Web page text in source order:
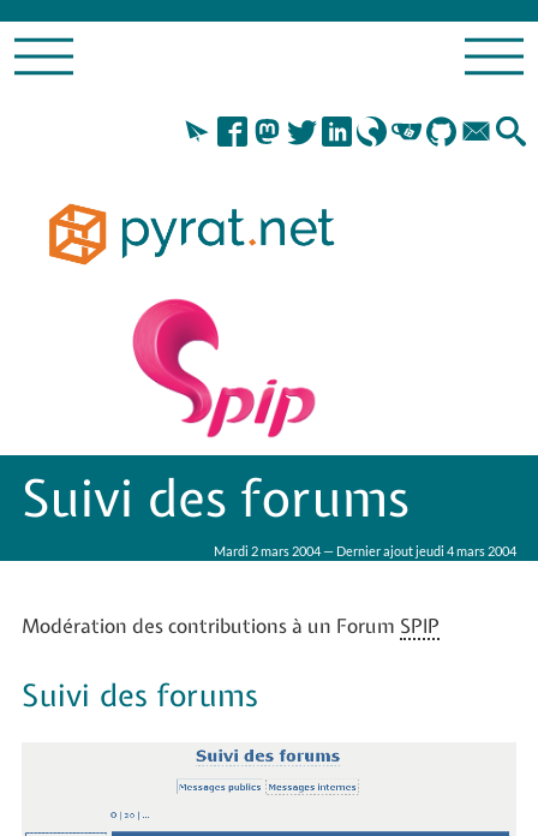
Suivi des forums
Mardi 2 mars 2004 — Dernier ajout jeudi 4 mars 2004
Modération des contributions à un Forum SPIP
Suivi des forums